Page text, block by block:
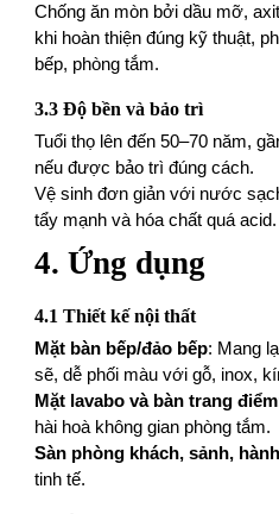
Chống ăn mòn bởi dầu mỡ,
khi hoàn thiện đúng kỹ thuật,
bếp, phòng tắm.
3.3 Độ bền và bảo trì
Tuổi thọ lên đến 50–70 năm,
nếu được bảo trì đúng cách.
Vệ sinh đơn giản với nước
tẩy mạnh và hóa chất quá acid.
4. Ứng dụng
4.1 Thiết kế nội thất
Mặt bàn bếp/đảo bếp: Mang
sẽ, dễ phối màu với gỗ, inox,
Mặt lavabo và bàn trang điểm
hài hoà không gian phòng tắm.
Sàn phòng khách, sảnh,
tinh tế.